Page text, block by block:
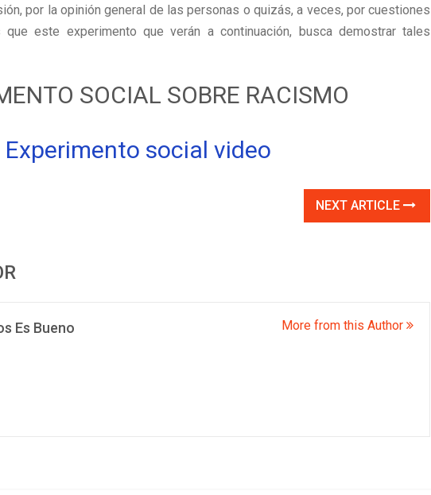
por la opinión general de las personas o quizás, a veces, por cuestiones
este experimento que verán a continuación, busca demostrar tales
SOCIAL SOBRE RACISMO
NEXT ARTICLE
Es Bueno More from this Author